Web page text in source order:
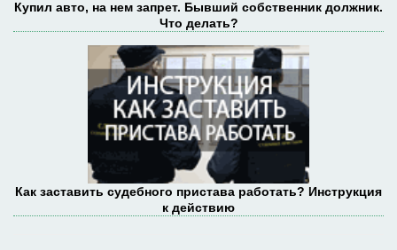
Купил авто, на нем запрет. Бывший собственник должник.
Что делать?
Как заставить судебного пристава работать? Инструкция
к действию